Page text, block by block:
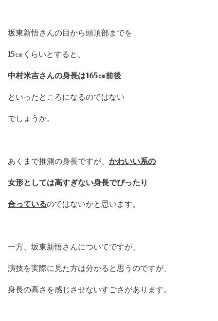
坂東新悟さんの目から頭頂部までを
15㎝くらいとすると、
中村米吉さんの身長は165㎝前後
といったところになるのではない
でしょうか。
あくまで推測の身長ですが、 かわいい系の
女形としては高すぎない身長でぴったり
合っているのではないかと思います。
一方、坂東新悟さんについてですが、
演技を実際に見た方は分かると思うのですが、
身長の高さを感じさせないすごさがあります。